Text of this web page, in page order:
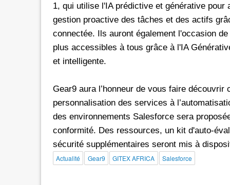
1, qui utilise l'IA prédictive et générative
gestion proactive des tâches et des actifs
connectée. Ils auront également l'occasion
plus accessibles à tous grâce à l'IA
et intelligente.
Gear9 aura l’honneur de vous faire
personnalisation des services à
des environnements Salesforce sera
conformité. Des ressources, un kit d'auto-
sécurité supplémentaires seront mis à
Actualité Gear9 GITEX AFRICA Salesforce